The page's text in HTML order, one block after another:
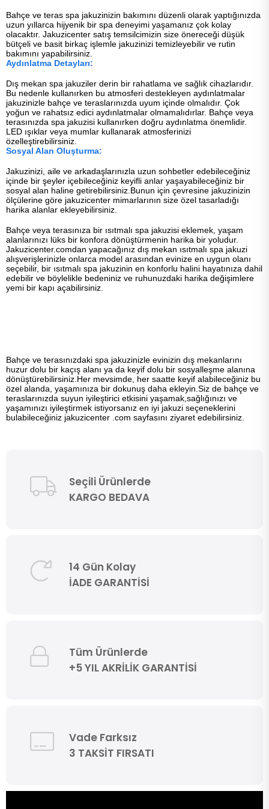
Bahçe ve teras spa jakuzinizin bakımını düzenli olarak yaptığınızda
uzun yıllarca hijyenik bir spa deneyimi yaşamanız çok kolay
olacaktır. Jakuzicenter satış temsilcimizin size önereceği düşük
bütçeli ve basit birkaç işlemle jakuzinizi temizleyebilir ve rutin
bakımını yapabilirsiniz.
Aydınlatma Detayları:
Dış mekan spa jakuziler derin bir rahatlama ve sağlık cihazlarıdır.
Bu nedenle kullanırken bu atmosferi destekleyen aydınlatmalar
jakuzinizle bahçe ve teraslarınızda uyum içinde olmalıdır. Çok
yoğun ve rahatsız edici aydınlatmalar olmamalıdırlar. Bahçe veya
terasınızda spa jakuzisi kullanırken doğru aydınlatma önemlidir.
LED ışıklar veya mumlar kullanarak atmosferinizi
özelleştirebilirsiniz.
Sosyal Alan Oluşturma:
Jakuzinizi, aile ve arkadaşlarınızla uzun sohbetler edebileceğiniz
içinde bir şeyler içebileceğiniz keyifli anlar yaşayabileceğiniz bir
sosyal alan haline getirebilirsiniz.Bunun için çevresine jakuzinizin
ölçülerine göre jakuzicenter mimarlarının size özel tasarladığı
harika alanlar ekleyebilirsiniz.
Bahçe veya terasınıza bir ısıtmalı spa jakuzisi eklemek, yaşam
alanlarınızı lüks bir konfora dönüştürmenin harika bir yoludur.
Jakuzicenter.comdan yapacağınız dış mekan ısıtmalı spa jakuzi
alışverişlerinizle onlarca model arasından evinize en uygun olanı
seçebilir, bir ısıtmalı spa jakuzinin en konforlu halini hayatınıza dahil
edebilir ve böylelikle bedeniniz ve ruhunuzdaki harika değişimlere
yemi bir kapı açabilirsiniz.
Bahçe ve terasınızdaki spa jakuzinizle evinizin dış mekanlarını
huzur dolu bir kaçış alanı ya da keyif dolu bir sosyalleşme alanına
dönüştürebilirsiniz.Her mevsimde, her saatte keyif alabileceğiniz bu
özel alanda, yaşamınıza bir dokunuş daha ekleyin.Siz de bahçe ve
teraslarınızda suyun iyileştirici etkisini yaşamak,sağlığınızı ve
yaşamınızı iyileştirmek istiyorsanız en iyi jakuzi seçeneklerini
bulabileceğiniz jakuzicenter .com sayfasını ziyaret edebilirsiniz.
Seçili Ürünlerde
KARGO BEDAVA
14 Gün Kolay
İADE GARANTİSİ
Tüm Ürünlerde
+5 YIL AKRİLİK GARANTİSİ
Vade Farksız
3 TAKSİT FIRSATI